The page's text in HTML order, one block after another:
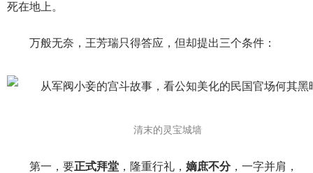
死在地上。
万般无奈，王芳瑞只得答应，但却提出三个条件：
清末的灵宝城墙
第一，要正式拜堂 ，隆重行礼， 嫡庶不分，一字并肩，